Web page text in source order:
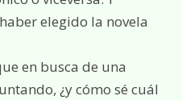
elegido la novela
en busca de una
¿y cómo sé cuál